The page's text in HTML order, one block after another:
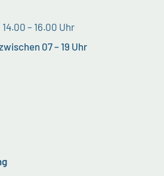
– 16.00 Uhr
07 – 19 Uhr